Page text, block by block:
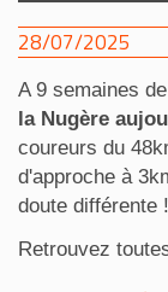
28/07/2025
A 9 semaines
la Nugère
coureurs du
d'approche à
doute différente !
Retrouvez